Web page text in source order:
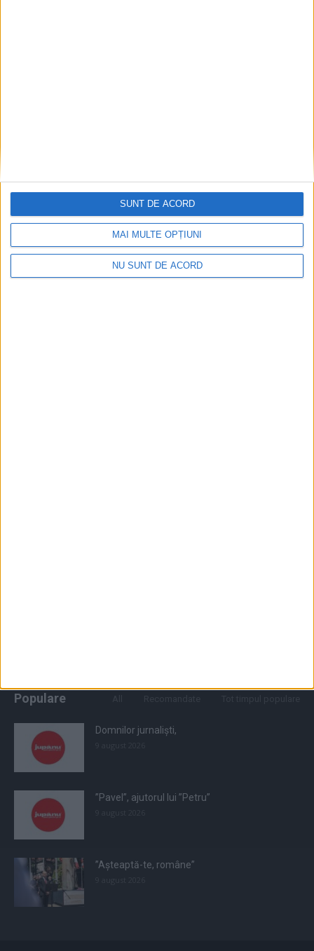
MAI MULTE OPȚIUNI
NU SUNT DE ACORD
SUNT DE ACORD
Populare
Domnilor jurnaliști,
”Pavel”, ajutorul lui ”Petru”
”Așteaptă-te, române”